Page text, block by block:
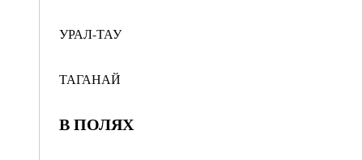
УРАЛ-ТАУ
ТАГАНАЙ
В ПОЛЯХ